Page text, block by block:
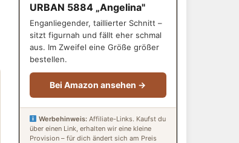
URBAN 5884 „Angelina"
Enganliegender, taillierter Schnitt –
sitzt figurnah und fällt eher schmal
aus. Im Zweifel eine Größe größer
bestellen.
Bei Amazon ansehen →
Werbehinweis: Affiliate-Links. Kaufst du
über einen Link, erhalten wir eine kleine
Provision – für dich ändert sich am Preis